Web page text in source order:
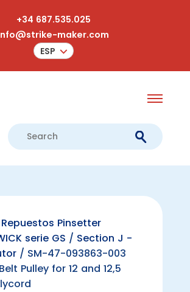
+34 687.535.025
maker.com
ESP
Repuestos Pinsetter
serie GS / Section J -
/ SM-47-093863-003
Pulley for 12 and 12,5